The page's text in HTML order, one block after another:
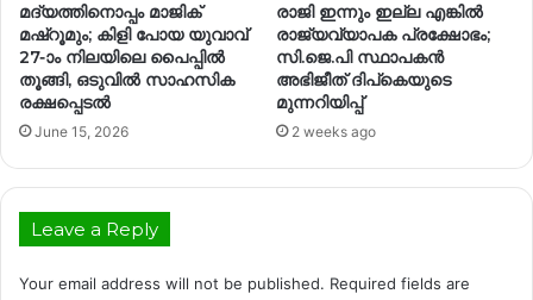
മദ്യത്തിനൊപ്പം മാജിക്
മഷ്റൂമും; കിളി പോയ യുവാവ്
27-ാം നിലയിലെ പൈപ്പിൽ
തൂങ്ങി, ഒടുവിൽ സാഹസിക
രക്ഷപ്പെടൽ
June 15, 2026
രാജി ഇന്നും ഇല്ല എങ്കിൽ
രാജ്യവ്യാപക പ്രക്ഷോഭം;
സി.ജെ.പി സ്ഥാപകൻ
അഭിജീത് ദിപ്കെയുടെ
മുന്നറിയിപ്പ്
2 weeks ago
Leave a Reply
Your email address will not be published. Required fields are